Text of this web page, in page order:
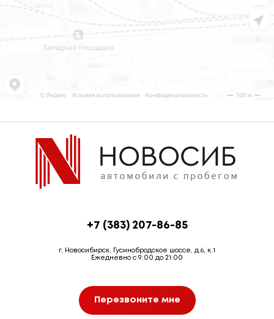
+7 (383) 207-86-85
г. Новосибирск, Гусинобродское шоссе, д.6, к.1
Ежедневно с 9:00 до 21:00
Перезвоните мне